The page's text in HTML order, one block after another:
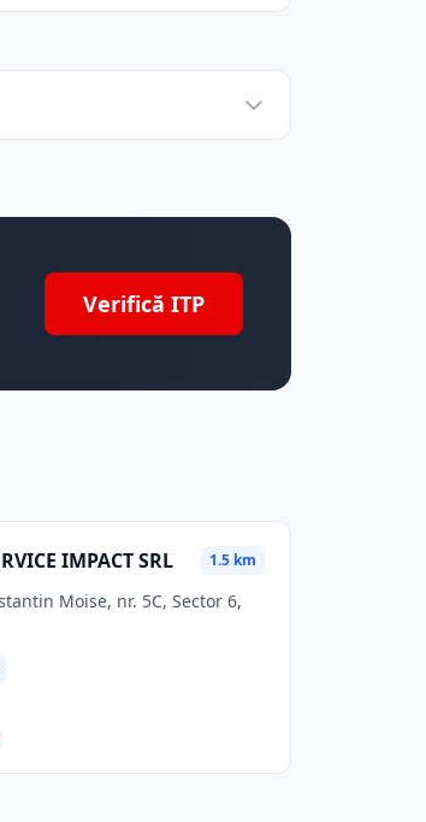
Verifică ITP
IMPACT SRL 1.5 km